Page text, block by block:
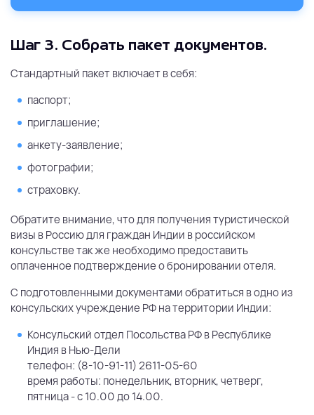
Шаг 3. Собрать пакет документов.
Стандартный пакет включает в себя:
паспорт;
приглашение;
анкету-заявление;
фотографии;
страховку.
Обратите внимание, что для получения туристической
визы в Россию для граждан Индии в российском
консульстве так же необходимо предоставить
оплаченное подтверждение о бронировании отеля.
С подготовленными документами обратиться в одно из
консульских учреждение РФ на территории Индии:
Консульский отдел Посольства РФ в Республике
Индия в Нью-Дели
телефон: (8-10-91-11) 2611-05-60
время работы: понедельник, вторник, четверг,
пятница - с 10.00 до 14.00.